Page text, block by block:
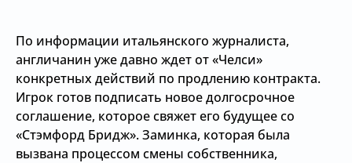
По информации итальянского журналиста,
англичанин уже давно ждет от «Челси»
конкретных действий по продлению контракта.
Игрок готов подписать новое долгосрочное
соглашение, которое свяжет его будущее со
«Стэмфорд Бридж». Заминка, которая была
вызвана процессом смены собственника,